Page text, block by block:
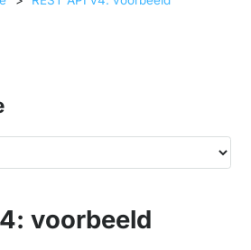
voorbeeld